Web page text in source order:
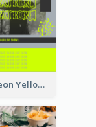
Modern Neon Yellow Live Band Invitation Design Idea